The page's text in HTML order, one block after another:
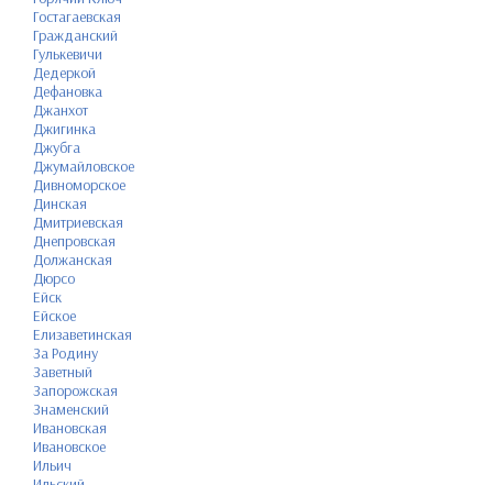
Гостагаевская
Гражданский
Гулькевичи
Дедеркой
Дефановка
Джанхот
Джигинка
Джубга
Джумайловское
Дивноморское
Динская
Дмитриевская
Днепровская
Должанская
Дюрсо
Ейск
Ейское
Елизаветинская
За Родину
Заветный
Запорожская
Знаменский
Ивановская
Ивановское
Ильич